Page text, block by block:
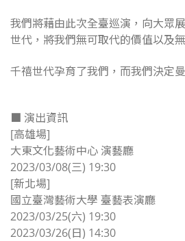
我們將藉由此次全臺巡演，向大眾
世代，將我們無可取代的價值以及
千禧世代孕育了我們，而我們決定
■ 演出資訊
[高雄場]
大東文化藝術中心 演藝廳
2023/03/08(三) 19:30
[新北場]
國立臺灣藝術大學 臺藝表演廳
2023/03/25(六) 19:30
2023/03/26(日) 14:30